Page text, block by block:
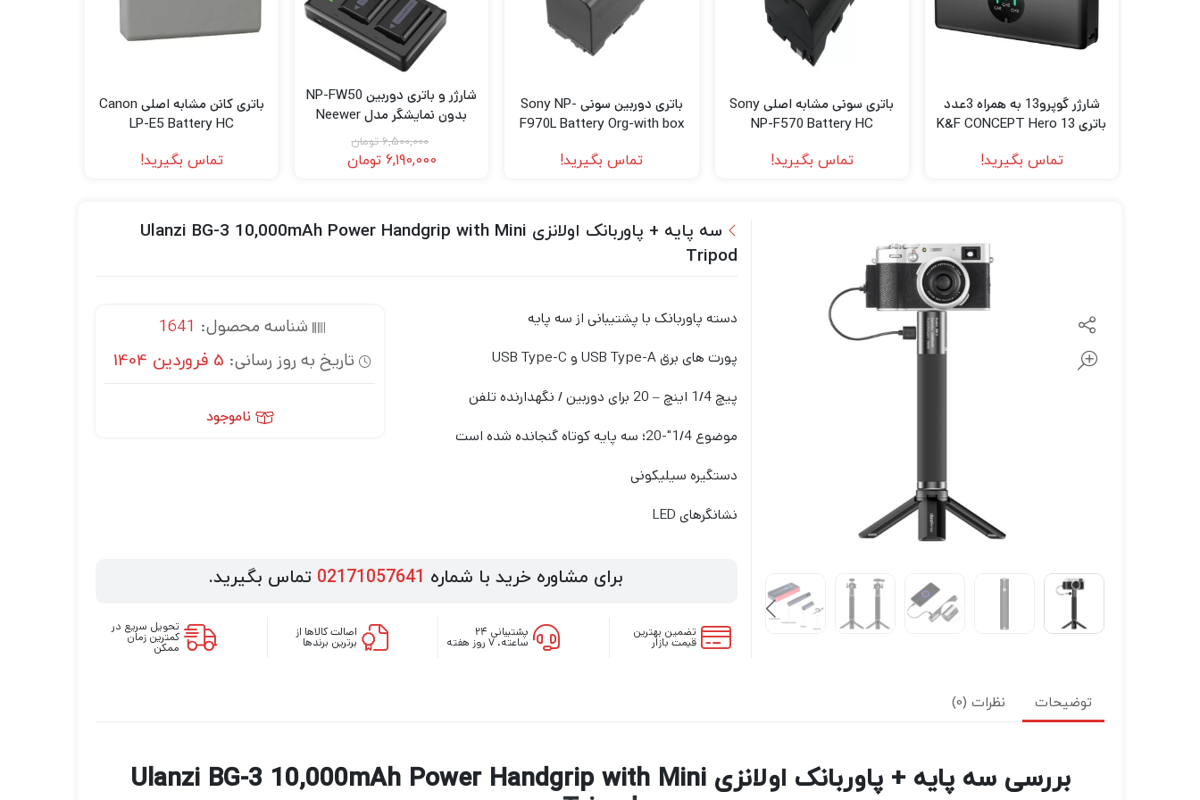
لنز سامیانگ-Samyang
لنز فوجی فیلم – FujiFilm
شارژر گوپرو13 به همراه 3عدد
باتری K&F CONCEPT Hero 13
تماس بگیرید!
باتری سونی مشابه اصلی Sony
NP-F570 Battery HC
تماس بگیرید!
باتری دوربین سونی Sony NP-
F970L Battery Org-with box
تماس بگیرید!
شارژر و باتری دوربین NP-FW50
بدون نمایشگر مدل Neewer
Dual USB Charger Two
1100mAh NP-FW50 Type
Batteries
6,500,000 تومان
6,190,000 تومان
باتری کانن مشابه اصلی Canon
LP-E5 Battery HC
تماس بگیرید!
سه پایه + پاوربانک اولانزی Ulanzi BG-3 10,000mAh Power Handgrip with Mini
Tripod
دسته پاوربانک با پشتیبانی از سه پایه
پورت های برق USB Type-A و USB Type-C
پیچ 1/4 اینچ – 20 برای دوربین / نگهدارنده تلفن
موضوع 1/4″-20؛ سه پایه کوتاه گنجانده شده است
دستگیره سیلیکونی
نشانگرهای LED
شناسه محصول: 1641
تاریخ به روز رسانی: 5 فروردین 1404
ناموجود
برای مشاوره خرید با شماره 02171057641 تماس بگیرید.
تضمین بهترین
قیمت بازار
پشتیبانی ۲۴
ساعته، ۷ روز هفته
اصالت کالاها از
برترین برندها
تحویل سریع در
کمترین زمان
ممکن
توضیحات نظرات (0)
بررسی سه پایه + پاوربانک اولانزی Ulanzi BG-3 10,000mAh Power Handgrip with Mini